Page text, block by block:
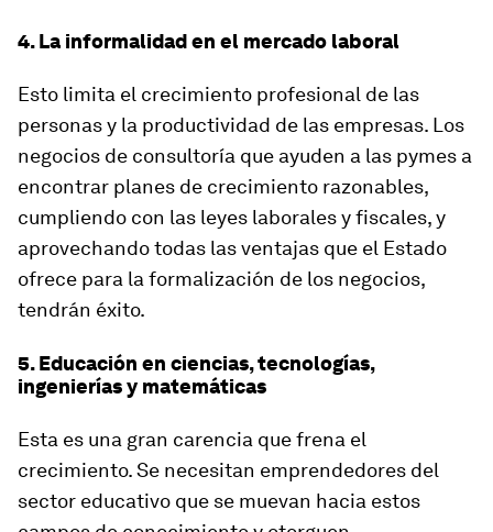
4. La informalidad en el mercado laboral
Esto limita el crecimiento profesional de las
personas y la productividad de las empresas. Los
negocios de consultoría que ayuden a las pymes a
encontrar planes de crecimiento razonables,
cumpliendo con las leyes laborales y fiscales, y
aprovechando todas las ventajas que el Estado
ofrece para la formalización de los negocios,
tendrán éxito.
5. Educación en ciencias, tecnologías,
ingenierías y matemáticas
Esta es una gran carencia que frena el
crecimiento. Se necesitan emprendedores del
sector educativo que se muevan hacia estos